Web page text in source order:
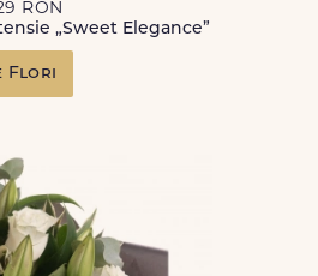
RON
„Sweet Elegance”
Flori